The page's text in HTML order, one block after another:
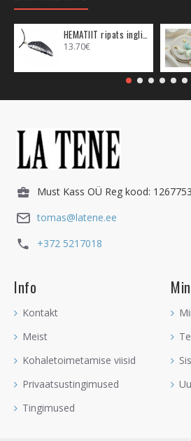
13.70€
Must Kass OÜ Reg kood:
tomas@latene.ee
+372 5217018
Info
Kontakt
Meist
Kohaletoimetamise viisid
Privaatsustingimused
Tingimused